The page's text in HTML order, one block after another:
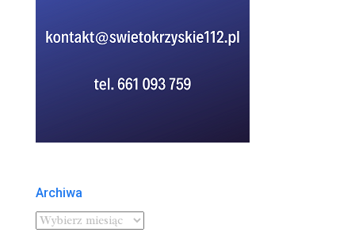
Archiwa